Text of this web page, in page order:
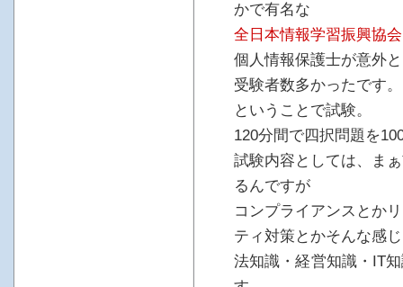
かで有名な
全日本情報学習振興協会
個人情報保護士が意外
受験者数多かったです。
ということで試験。
120分間で四択問題を
試験内容としては、ま
るんですが
コンプライアンスとか
ティ対策とかそんな感
法知識・経営知識・IT